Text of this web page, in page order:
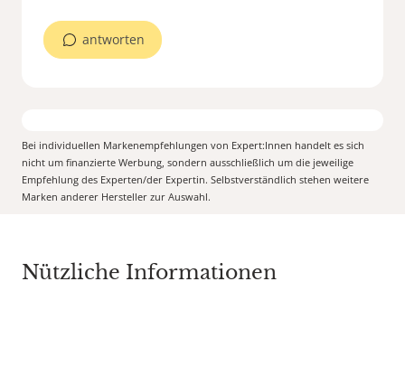
antworten
Bei individuellen Markenempfehlungen von Expert:Innen handelt es sich
nicht um finanzierte Werbung, sondern ausschließlich um die jeweilige
Empfehlung des Experten/der Expertin. Selbstverständlich stehen weitere
Marken anderer Hersteller zur Auswahl.
Nützliche Informationen